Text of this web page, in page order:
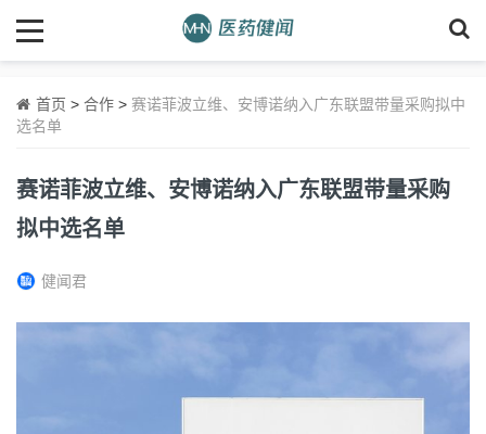
首页 > 合作 > 赛诺菲波立维、安博诺纳入广东联盟带量采购拟中
选名单
赛诺菲波立维、安博诺纳入广东联盟带量采购
拟中选名单
健闻君